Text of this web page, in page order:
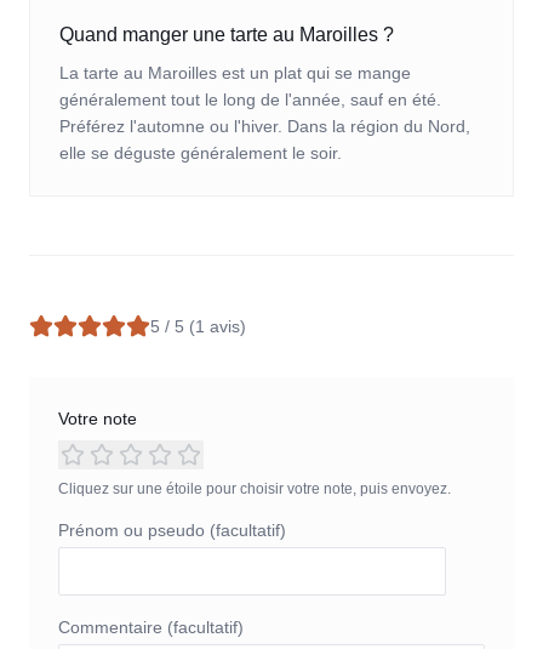
Quand manger une tarte au Maroilles ?
La tarte au Maroilles est un plat qui se mange
généralement tout le long de l'année, sauf en été.
Préférez l'automne ou l'hiver. Dans la région du Nord,
elle se déguste généralement le soir.
5 / 5 (1 avis)
Votre note
Cliquez sur une étoile pour choisir votre note, puis envoyez.
Prénom ou pseudo (facultatif)
Commentaire (facultatif)